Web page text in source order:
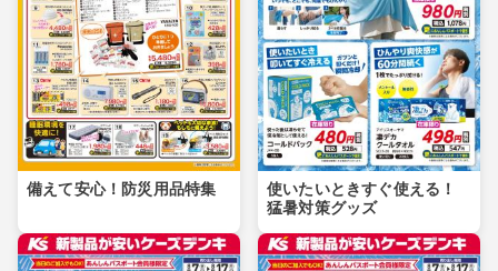
備えて安心！防災用品特集
使いたいときすぐ使える！
猛暑対策グッズ